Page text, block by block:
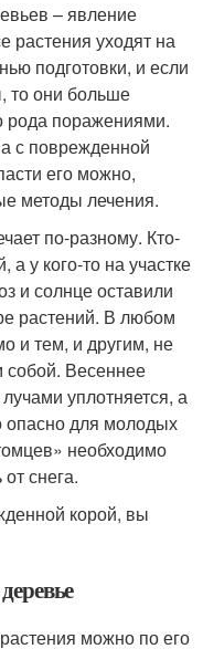
– явление
растения уходят на
подготовки, и если
то они больше
рода поражениями.
с поврежденной
его можно,
методы лечения.
по-разному. Кто-
у кого-то на участке
и солнце оставили
растений. В любом
и тем, и другим, не
собой. Весеннее
уплотняется, а
опасно для молодых
необходимо
снега.
корой, вы
можно по его